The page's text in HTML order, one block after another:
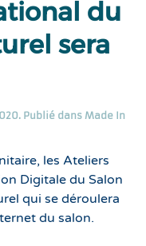
du
sera
. Publié dans Made In
les Ateliers
Digitale du Salon
qui se déroulera
du salon.